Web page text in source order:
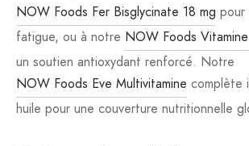
NOW Foods Fer Bisglycinate 18 mg pour
fatigue, ou à notre NOW Foods
un soutien antioxydant renforcé. Notre
NOW Foods Eve Multivitamine complète
huile pour une couverture nutritionnelle